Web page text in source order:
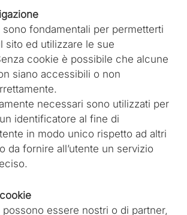
fondamentali per permetterti
sito ed utilizzare le sue
cookie è possibile che alcune
siano accessibili o non
necessari sono utilizzati per
identificatore al fine di
in modo unico rispetto ad altri
da fornire all’utente un servizio
essere nostri o di partner,